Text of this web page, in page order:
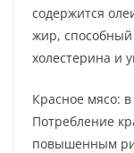
содержится
жир, способный
холестерина и
Красное мясо:
Потребление
повышенным